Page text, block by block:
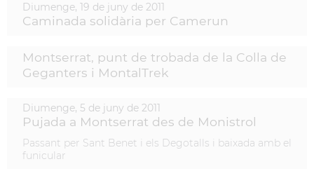
Diumenge, 19 de juny de 2011
Caminada solidària per Camerun
Montserrat, punt de trobada de la Colla de
Geganters i MontalTrek
Diumenge, 5 de juny de 2011
Pujada a Montserrat des de Monistrol
Passant per Sant Benet i els Degotalls i baixada amb el
funicular